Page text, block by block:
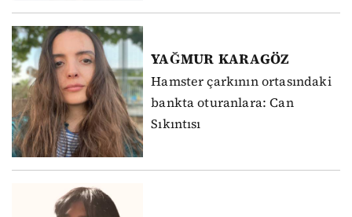
YAĞMUR KARAGÖZ
Hamster çarkının ortasındaki
bankta oturanlara: Can
Sıkıntısı